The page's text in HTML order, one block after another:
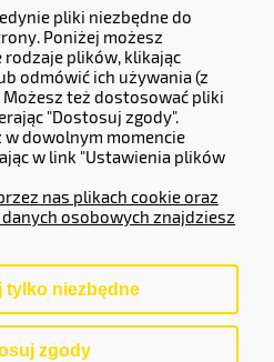
pliki niezbędne do
Poniżej możesz
plików, klikając
odmówić ich używania (z
też dostosować pliki
"Dostosuj zgody".
w dowolnym momencie
w link "Ustawienia plików
nas plikach cookie oraz
osobowych znajdziesz
tylko niezbędne
zgody